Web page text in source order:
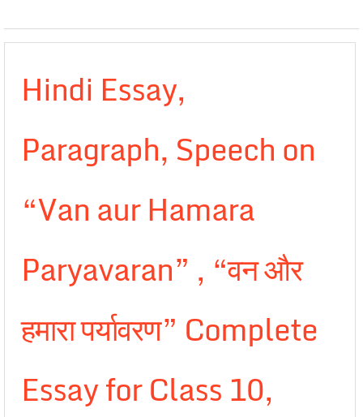
Hindi Essay,
Paragraph, Speech on
“Van aur Hamara
Paryavaran” , “वन और
हमारा पर्यावरण” Complete
Essay for Class 10,